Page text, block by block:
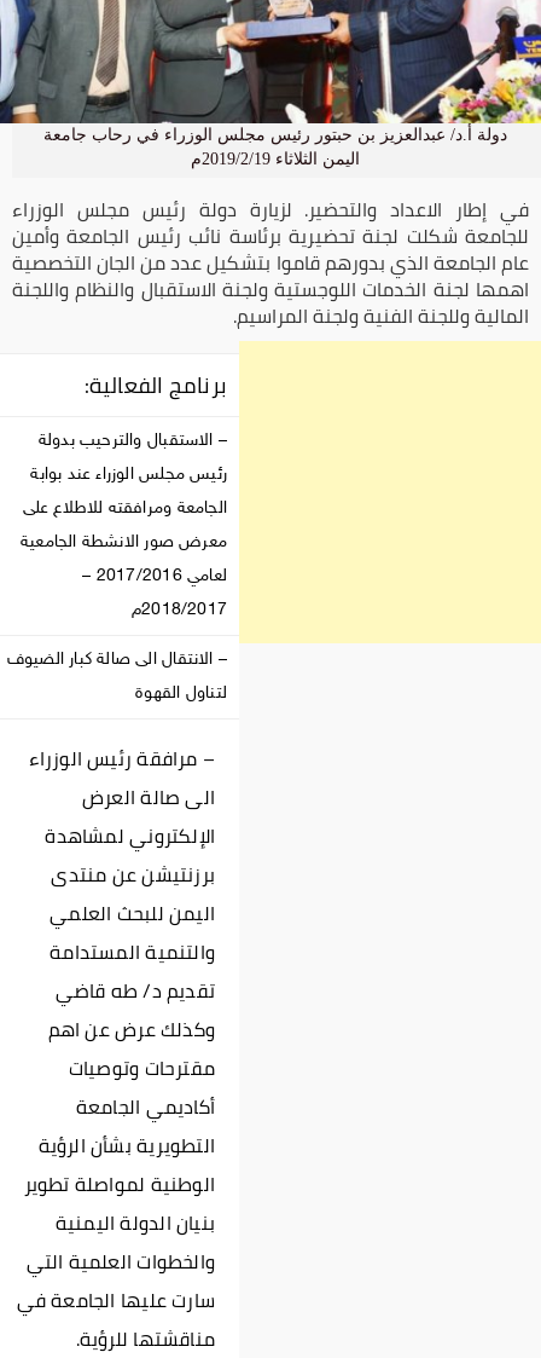
دولة أ.د/ عبدالعزيز بن حبتور رئيس مجلس الوزراء في رحاب جامعة
اليمن الثلاثاء 2019/2/19م
في إطار الاعداد والتحضير. لزيارة دولة رئيس مجلس الوزراء
للجامعة شكلت لجنة تحضيرية برئاسة نائب رئيس الجامعة وأمين
عام الجامعة الذي بدورهم قاموا بتشكيل عدد من الجان التخصصية
اهمها لجنة الخدمات اللوجستية ولجنة الاستقبال والنظام واللجنة
المالية وللجنة الفنية ولجنة المراسيم.
برنامج الفعالية:
– الاستقبال والترحيب بدولة
رئيس مجلس الوزراء عند بوابة
الجامعة ومرافقته للاطلاع على
معرض صور الانشطة الجامعية
لعامي 2017/2016 –
2018/2017م
– الانتقال الى صالة كبار الضيوف
لتناول القهوة
– مرافقة رئيس الوزراء
الى صالة العرض
الإلكتروني لمشاهدة
برزنتيشن عن منتدى
اليمن للبحث العلمي
والتنمية المستدامة
تقديم د/ طه قاضي
وكذلك عرض عن اهم
مقترحات وتوصيات
أكاديمي الجامعة
التطويرية بشأن الرؤية
الوطنية لمواصلة تطوير
بنيان الدولة اليمنية
والخطوات العلمية التي
سارت عليها الجامعة في
مناقشتها للرؤية.